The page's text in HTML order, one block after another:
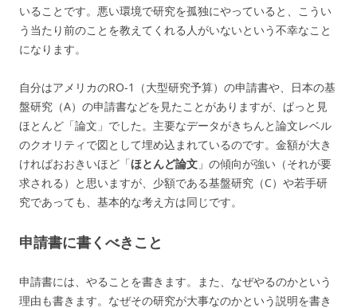
いることです。悪い環境で研究を孤独にやっていると、こうい
う当たり前のことを教えてくれる人がいないという不幸なこと
になります。
自分はアメリカのRO-1（大型研究予算）の申請書や、日本の基
盤研究（A）の申請書などを見たことがありますが、ぱっと見
ほとんど「論文」でした。主要なデータがきちんと論文レベル
のクオリティで図として埋め込まれているのです。金額が大き
ければおおきいほど「ほとんど論文 」の傾向が強い（それが要
求される）と思いますが、少額である基盤研究（C）や若手研
究であっても、基本的な考え方は同じです。
申請書に書くべきこと
申請書には、やることを書きます。また、なぜやるのかという
理由も書きます。なぜその研究が大事なのかという説明を書き